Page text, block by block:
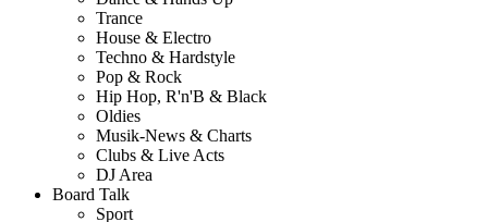
Trance
House & Electro
Techno & Hardstyle
Pop & Rock
Hip Hop, R'n'B & Black
Oldies
Musik-News & Charts
Clubs & Live Acts
DJ Area
Board Talk
Sport